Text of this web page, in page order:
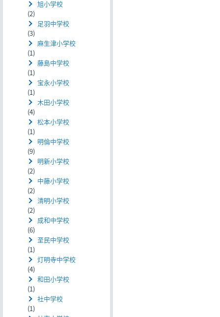
旭小学校
(2)
足羽中学校
(3)
麻生津小学校
(1)
藤島中学校
(1)
宝永小学校
(1)
木田小学校
(4)
松本小学校
(1)
明倫中学校
(9)
明新小学校
(2)
中藤小学校
(2)
清明小学校
(2)
成和中学校
(6)
至民中学校
(1)
灯明寺中学校
(4)
和田小学校
(1)
社中学校
(1)